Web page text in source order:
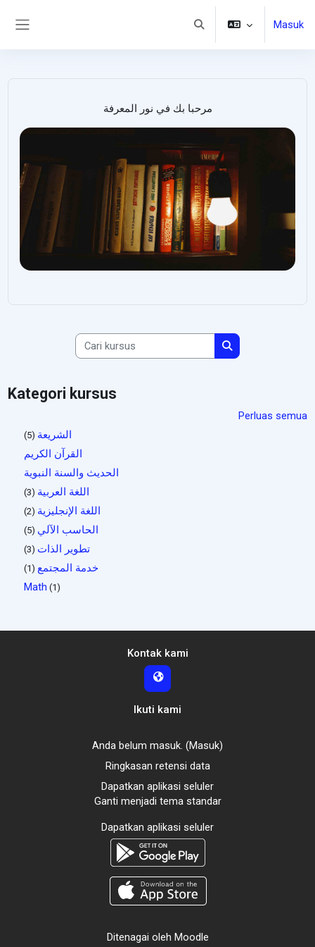
Alihkan input pencarian
Masuk
مرحبا بك في نور المعرفة
Cari kursus
Cari kursus
Kategori kursus
Perluas semua
الشريعة (5)
القرآن الكريم
الحديث والسنة النبوية
اللغة العربية (3)
اللغة الإنجليزية (2)
الحاسب الآلي (5)
تطوير الذات (3)
خدمة المجتمع (1)
Math (1)
Kontak kami
Ikuti kami
Anda belum masuk. (Masuk)
Ringkasan retensi data
Dapatkan aplikasi seluler
Ganti menjadi tema standar
Dapatkan aplikasi seluler
Ditenagai oleh Moodle